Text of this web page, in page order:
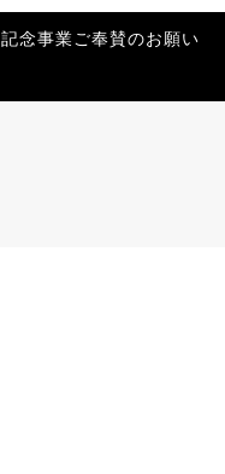
記念事業ご奉賛のお願い